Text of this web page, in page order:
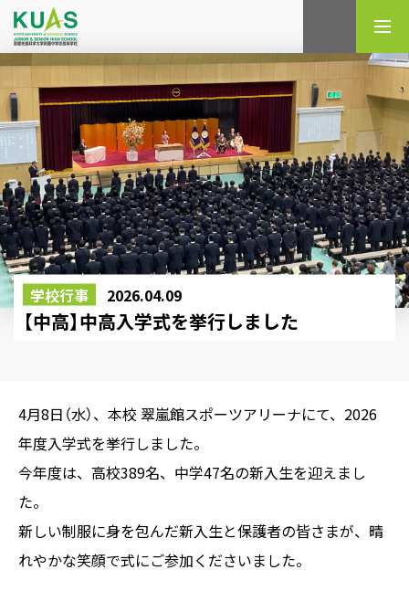
学校行事 2026.04.09
【中高】中高入学式を挙行しました
4月8日（水）、本校 翠嵐館スポーツアリーナにて、2026
年度入学式を挙行しました。
今年度は、高校389名、中学47名の新入生を迎えまし
た。
新しい制服に身を包んだ新入生と保護者の皆さまが、晴
れやかな笑顔で式にご参加くださいました。